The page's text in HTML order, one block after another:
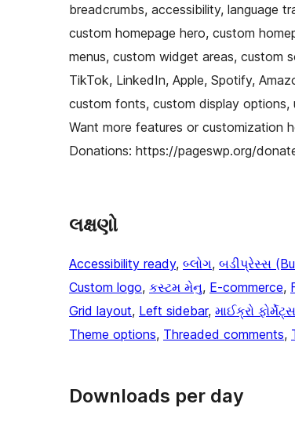
breadcrumbs, accessibility, language
custom homepage hero, custom
menus, custom widget areas, custom
TikTok, LinkedIn, Apple, Spotify,
custom fonts, custom display options,
Want more features or customization
Donations: https://pageswp.org/
લક્ષણો
Accessibility ready, બ્લોગ, બડીપ્રેસ્સ
Custom logo, કસ્ટમ મેનુ, E-commerce,
Grid layout, Left sidebar, માઈક્રો ફોર્મેટ્સ
Theme options, Threaded comments,
Downloads per day